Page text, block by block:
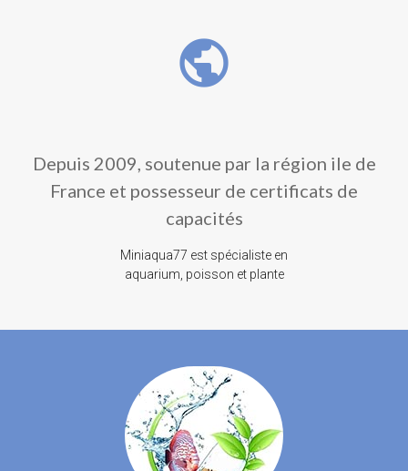
public
Depuis 2009, soutenue par la région ile de
France et possesseur de certificats de
capacités
Miniaqua77 est spécialiste en
aquarium, poisson et plante